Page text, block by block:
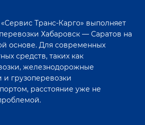
Транс-Карго» выполняет
Хабаровск —Саратов на
основе. Для современных
средств, таких как
железнодорожные
и грузоперевозки
расстояние уже не